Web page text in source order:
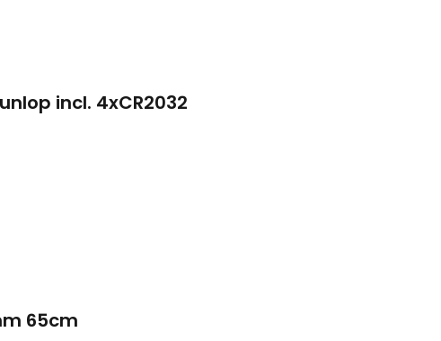
incl. 4xCR2032
65cm